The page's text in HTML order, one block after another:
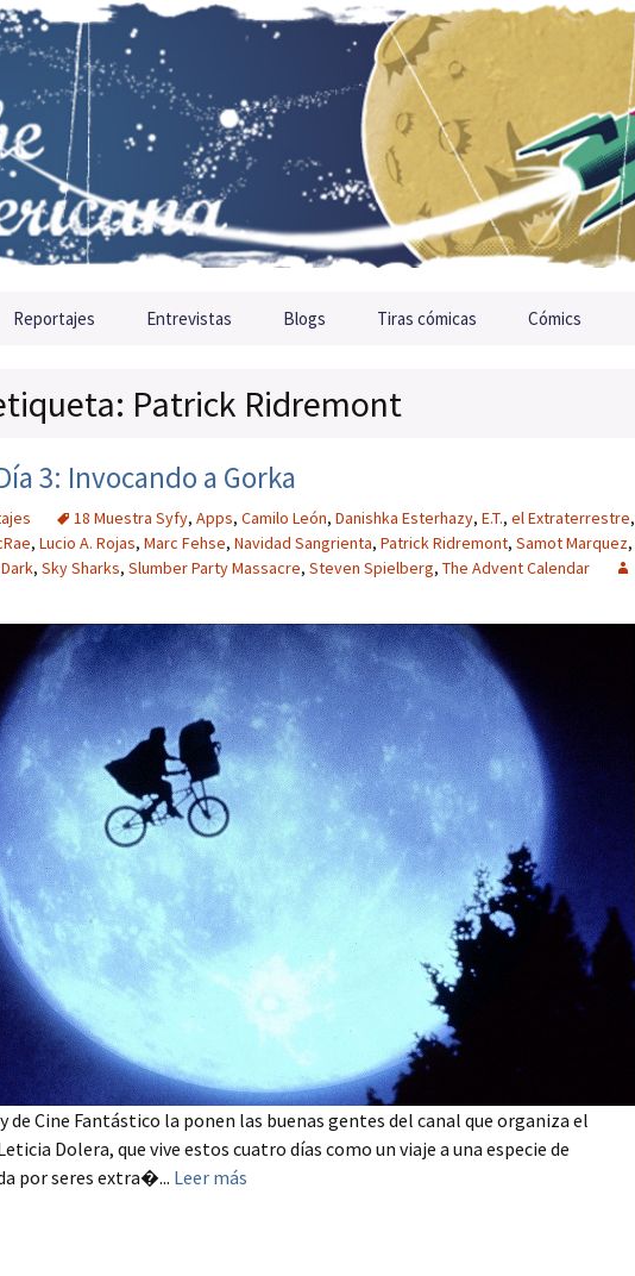
Reportajes Entrevistas Blogs Tiras cómicas Cómics
Patrick Ridremont
3: Invocando a Gorka
18 Muestra Syfy, Apps, Camilo León, Danishka Esterhazy, E.T., el Extraterrestre,
, Lucio A. Rojas, Marc Fehse, Navidad Sangrienta, Patrick Ridremont, Samot Marquez,
, Sky Sharks, Slumber Party Massacre, Steven Spielberg, The Advent Calendar
de Cine Fantástico la ponen las buenas gentes del canal que organiza el
Dolera, que vive estos cuatro días como un viaje a una especie de
por seres extra�... Leer más